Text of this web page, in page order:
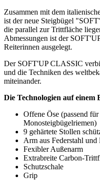
Zusammen mit dem
ist der neue Steigbügel
die parallel zur Trittfläche
Abmessungen ist der
Reiterinnen ausgelegt.
Der SOFT'UP CLASSIC
und die Techniken des
miteinander.
Die Technologien auf einem
Offene Öse (passend
Monosteigbügelriemen)
9 gehärtete Stollen
Arm aus Federstahl
Fexibler Außenarm
Extrabreite Carbon-
Schutzschale
Grip